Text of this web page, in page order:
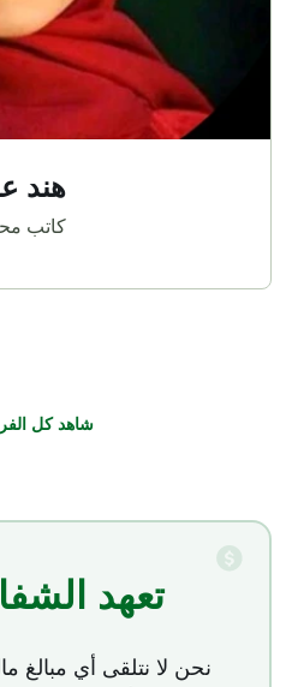
هند
كاتب
شاهد كل
تعهد
نحن لا نتلقى أي مبالغ